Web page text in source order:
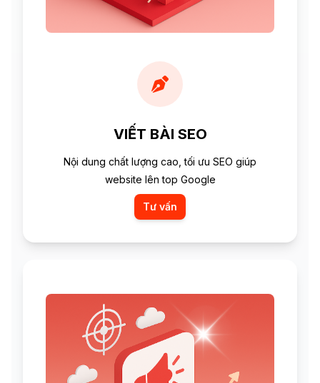
VIẾT BÀI SEO
Nội dung chất lượng cao, tối ưu SEO giúp
website lên top Google
Tư vấn